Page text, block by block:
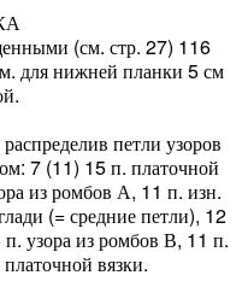
(см. стр. 27) 116
для нижней планки 5 см
петли узоров
7 (11) 15 п. платочной
из ромбов А, 11 п. изн.
(= средние петли), 12
узора из ромбов В, 11 п.
вязки.